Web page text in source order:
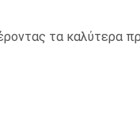
τα καλύτερα